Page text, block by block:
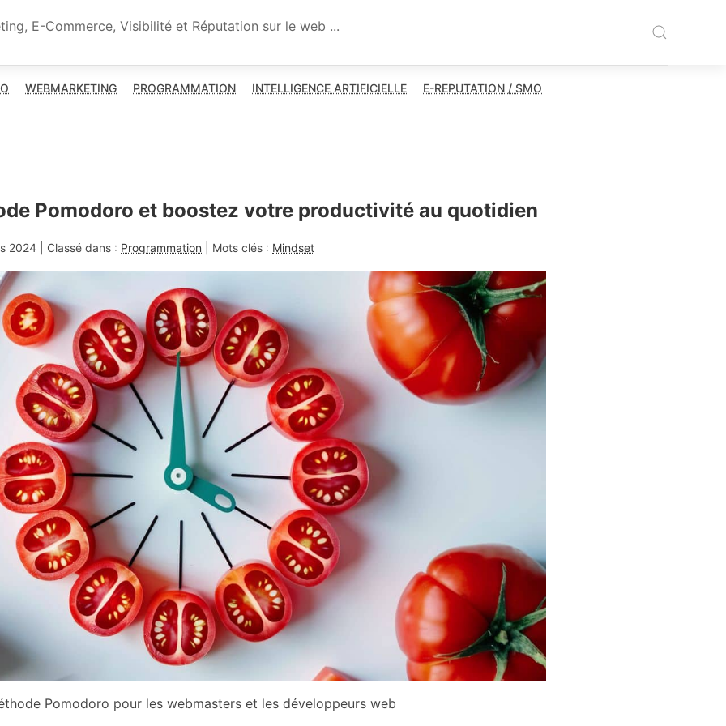
E-Commerce, Visibilité et Réputation sur le web ...
WEBMARKETING PROGRAMMATION INTELLIGENCE ARTIFICIELLE E-REPUTATION / SMO
Pomodoro et boostez votre productivité au quotidien
2024 | Classé dans : Programmation | Mots clés : Mindset
Pomodoro pour les webmasters et les développeurs web